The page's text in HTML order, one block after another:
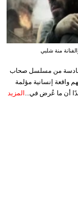
منة شلبي
من مسلسل صحاب
واقعة إنسانية مؤلمة
أن ما عُرض في... المزيد